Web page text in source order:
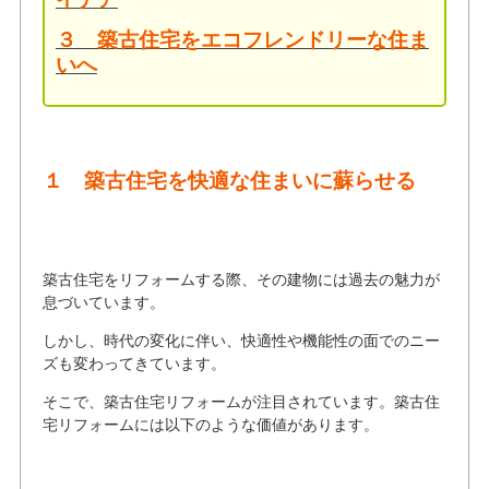
３ 築古住宅をエコフレンドリーな住ま
いへ
１ 築古住宅を快適な住まいに蘇らせる
築古住宅をリフォームする際、その建物には過去の魅力が
息づいています。
しかし、時代の変化に伴い、快適性や機能性の面でのニー
ズも変わってきています。
そこで、築古住宅リフォームが注目されています。築古住
宅リフォームには以下のような価値があります。